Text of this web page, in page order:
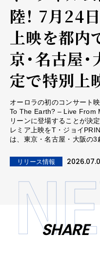
陸！ 7月24
上映を都内
京・名古屋
定で特別上
オーロラの初のコンサート
To The Earth? – Live From
リーンに登場することが決
レミア上映をT・ジョイ
は、東京・名古屋・大阪の3
リリース情報
SHARE